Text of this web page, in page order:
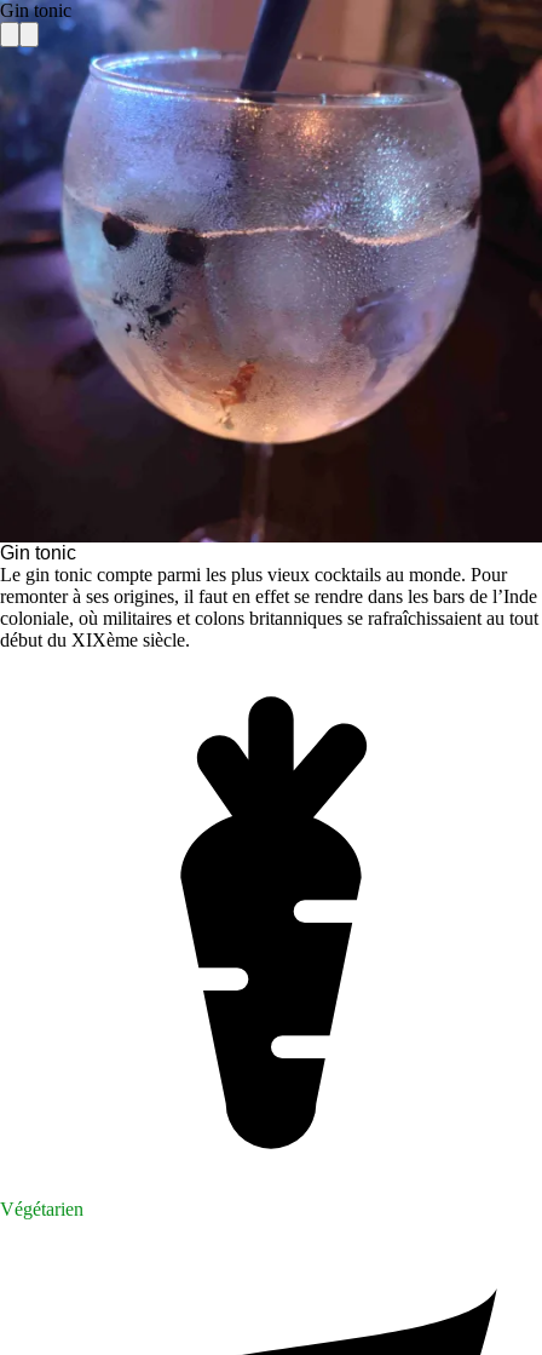
Gin tonic
Gin tonic
Le gin tonic compte parmi les plus vieux cocktails au monde. Pour
remonter à ses origines, il faut en effet se rendre dans les bars de l’Inde
coloniale, où militaires et colons britanniques se rafraîchissaient au tout
début du XIXème siècle.
Végétarien